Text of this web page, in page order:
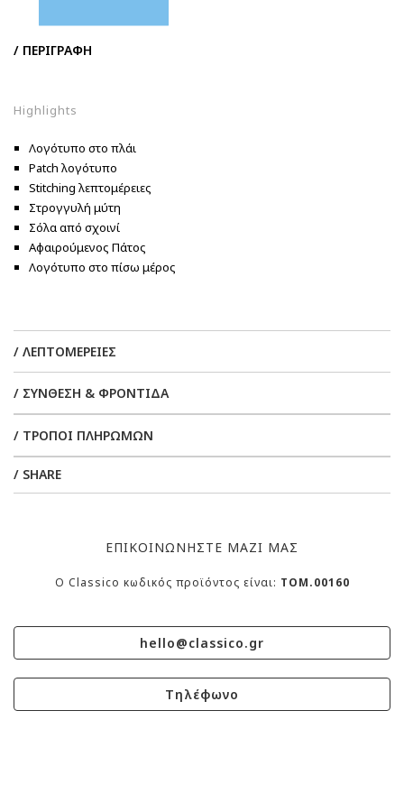
/ ΠΕΡΙΓΡΑΦΗ
Highlights
Λογότυπο στο πλάι
Patch λογότυπο
Stitching λεπτομέρειες
Στρογγυλή μύτη
Σόλα από σχοινί
Αφαιρούμενος Πάτος
Λογότυπο στο πίσω μέρος
Rope slip-on. The island vibes rope wrap, nautical striped upper and
cushy CloudBound™ insoles make this breezy espadrille the perfect
addition to any laid-back look.
/ ΛΕΠΤΟΜΕΡΕΙΕΣ
/ ΣΥΝΘΕΣΗ & ΦΡΟΝΤΙΔΑ
/ ΤΡΟΠΟΙ ΠΛΗΡΩΜΩΝ
/ SHARE
ΕΠΙΚΟΙΝΩΝΗΣΤΕ ΜΑΖΙ ΜΑΣ
O Classico κωδικός προϊόντος είναι: TOM.00160
hello@classico.gr
Τηλέφωνο